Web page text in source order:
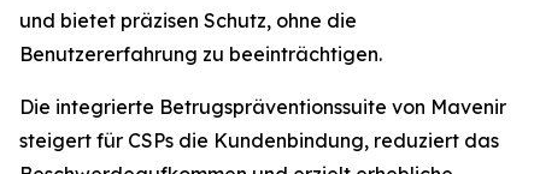
und bietet präzisen Schutz, ohne die
Benutzererfahrung zu beeinträchtigen.
Die integrierte Betrugspräventionssuite von Mavenir
steigert für CSPs die Kundenbindung, reduziert das